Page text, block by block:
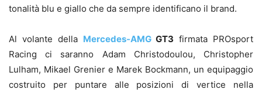
tonalità blu e giallo che da sempre identificano il brand.
Al volante della Mercedes-AMGGT3 firmata PROsport
Racing ci saranno Adam Christodoulou, Christopher
Lulham, Mikael Grenier e Marek Bockmann, un equipaggio
costruito per puntare alle posizioni di vertice nella